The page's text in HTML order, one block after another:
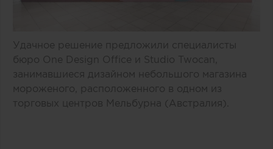
Удачное решение предложили специалисты
бюро One Design Office и Studio Twocan,
занимавшиеся дизайном небольшого магазина
мороженого, расположенного в одном из
торговых центров Мельбурна (Австралия).